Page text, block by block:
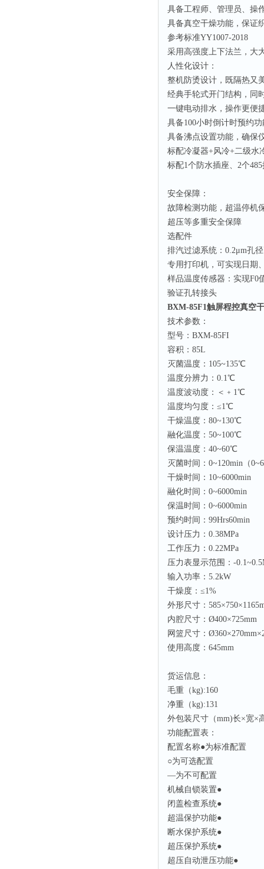
具备工程师、管理员、操
具备真空干燥功能，保证
参考标准YY1007-2018
采用高强度上下法兰，大
人性化设计：
整机防烫设计，既隔热又
经典手轮式开门结构，同
一键电动排水，操作更便
具备100小时倒计时预约功
具备沸点设置功能，确保
标配冷凝器+风冷+二级水
标配1个防水插座、2个
安全保障：
故障检测功能，超温停机
超压等多重安全保障
选配件
排汽过滤系统：0.2μm孔
专用打印机，可实现日期
样品温度传感器：实现F0
验证孔转接头
BXM-85F1触屏程控真空
技术参数：
型号：BXM-85FI
容积：85L
灭菌温度：105~135℃
温度分辨力：0.1℃
温度波动度：＜﹢1℃
温度均匀度：≤1℃
干燥温度：80~130℃
融化温度：50~100℃
保温温度：40~60℃
灭菌时间：0~120min（
干燥时间：10~6000min
融化时间：0~6000min
保温时间：0~6000min
预约时间：99Hrs60min
设计压力：0.38MPa
工作压力：0.22MPa
压力表显示范围：-
输入功率：5.2kW
干燥度：≤1%
外形尺寸：
内腔尺寸：Ø400×725mm
网篮尺寸：
使用高度：645mm
货运信息：
毛重（kg):160
净重（kg):131
外包装尺寸（mm)长×宽×
功能配置表：
配置名称●为标准配置
○为可选配置
—为不可配置
机械自锁装置●
闭盖检查系统●
超温保护功能●
断水保护系统●
超压保护系统●
超压自动泄压功能●